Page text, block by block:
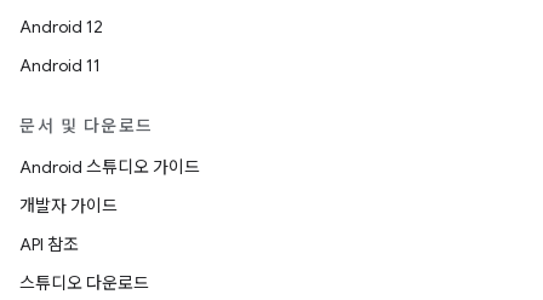
Android 12
Android 11
문서 및 다운로드
Android 스튜디오 가이드
개발자 가이드
API 참조
스튜디오 다운로드